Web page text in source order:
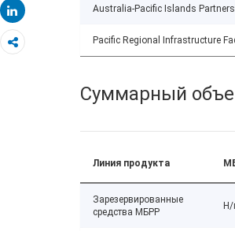
Share
Australia-Pacific Islands
Pacific Regional Infrastructure
Суммарный
Линия продукта
Зарезервированные
средства МБРР
Н/